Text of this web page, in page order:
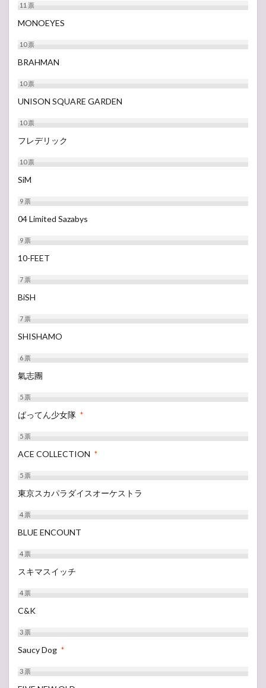
11票
MONOEYES
10票
BRAHMAN
10票
UNISON SQUARE GARDEN
10票
フレデリック
10票
SiM
9票
04 Limited Sazabys
9票
10-FEET
7票
BiSH
7票
SHISHAMO
6票
氣志團
5票
ばってん少女隊 *
5票
ACE COLLECTION *
5票
東京スカパラダイスオーケストラ
4票
BLUE ENCOUNT
4票
スキマスイッチ
4票
C&K
3票
Saucy Dog *
3票